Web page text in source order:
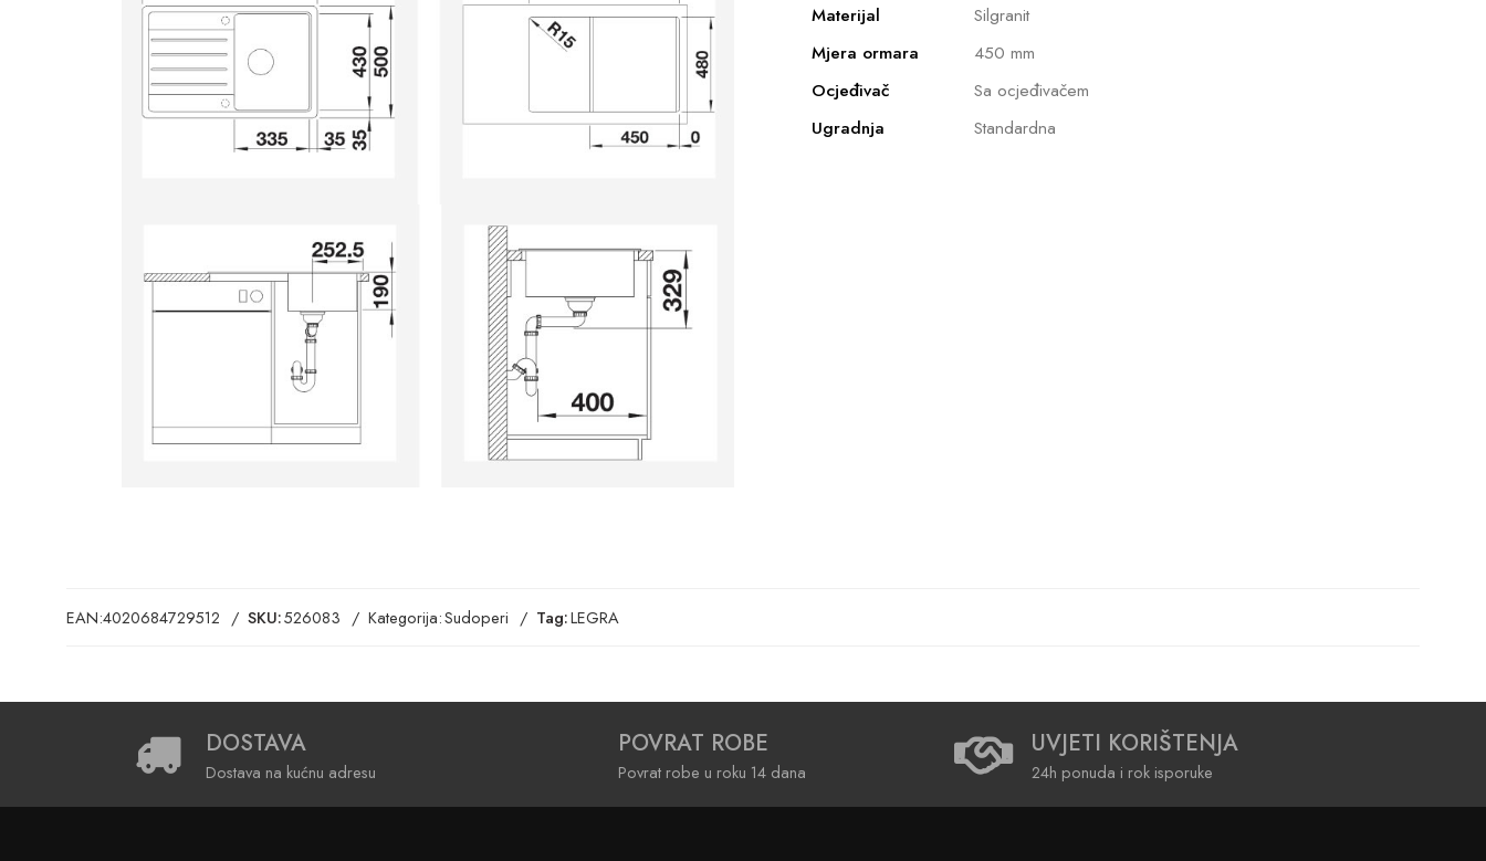
Materijal
Silgranit
Mjera ormara
450 mm
Ocjeđivač
Sa ocjeđivačem
Ugradnja
Standardna
EAN:4020684729512 SKU:526083 Kategorija:Sudoperi Tag:LEGRA
DOSTAVA
Dostava na kućnu adresu
POVRAT ROBE
Povrat robe u roku 14 dana
UVJETI KORIŠTENJA
24h ponuda i rok isporuke